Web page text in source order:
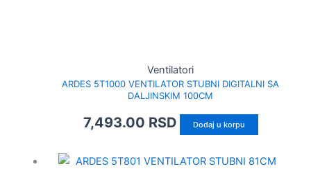
Ventilatori
ARDES 5T1000 VENTILATOR STUBNI DIGITALNI SA
DALJINSKIM 100CM
7,493.00 RSD Dodaj u korpu